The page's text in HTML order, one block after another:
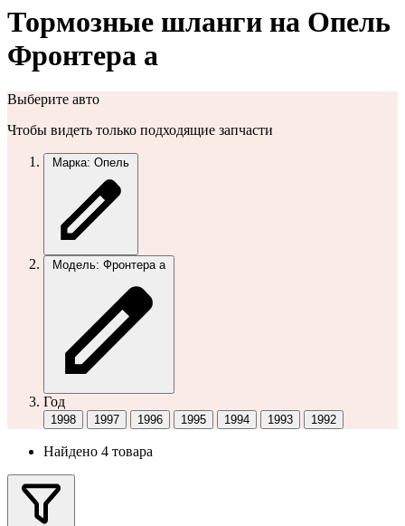
Тормозные шланги на Опель
Фронтера а
Выберите авто
Чтобы видеть только подходящие запчасти
Марка: Опель
Модель: Фронтера а
Год
1998 1997 1996 1995 1994 1993 1992
Найдено 4 товара